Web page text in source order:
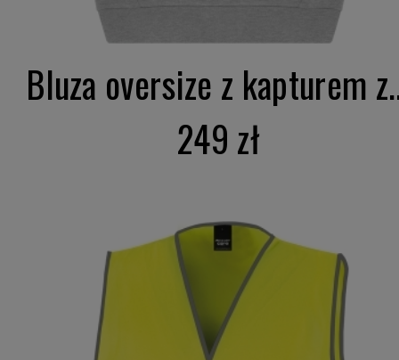
Bluza oversize z kapturem
249 zł